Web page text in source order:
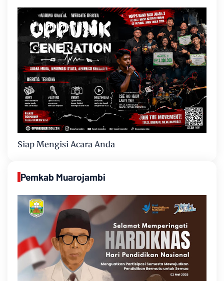
Siap Mengisi Acara Anda
Pemkab Muarojambi